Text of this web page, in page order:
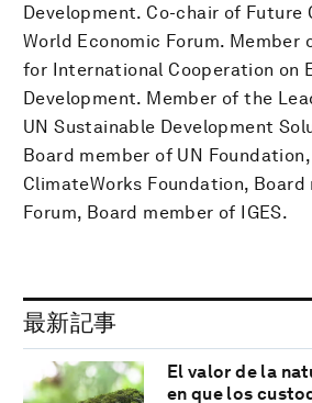
Development. Co-chair of Future
World Economic Forum. Member
for International Cooperation on
Development. Member of the
UN Sustainable Development
Board member of UN
ClimateWorks Foundation, Board
Forum, Board member of IGES.
最新記事
El valor de la
en que los